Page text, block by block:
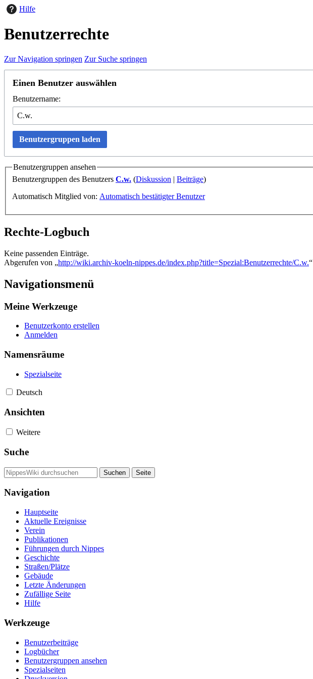
Hilfe
Benutzerrechte
Zur Navigation springen Zur Suche springen
Einen Benutzer auswählen
Benutzername:
Benutzergruppen laden
Benutzergruppen ansehen
Benutzergruppen des Benutzers C.w. (Diskussion | Beiträge)
Automatisch Mitglied von: Automatisch bestätigter Benutzer
Rechte-Logbuch
Keine passenden Einträge.
Abgerufen von „http://wiki.archiv-koeln-nippes.de/index.php?title=Spezial:Benutzerrechte/C.w.“
Navigationsmenü
Meine Werkzeuge
Benutzerkonto erstellen
Anmelden
Namensräume
Spezialseite
Deutsch
Ansichten
Weitere
Suche
Navigation
Hauptseite
Aktuelle Ereignisse
Verein
Publikationen
Führungen durch Nippes
Geschichte
Straßen/Plätze
Gebäude
Letzte Änderungen
Zufällige Seite
Hilfe
Werkzeuge
Benutzerbeiträge
Logbücher
Benutzergruppen ansehen
Spezialseiten